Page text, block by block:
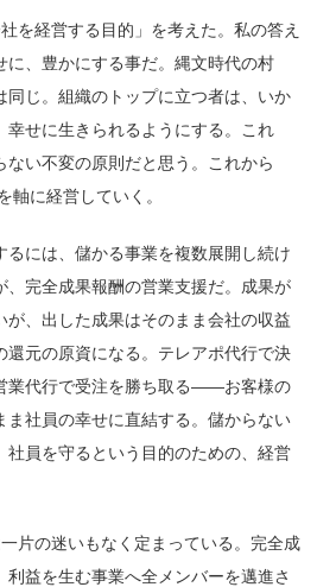
を経営する目的」を考えた。私の答え
に、豊かにする事だ。縄文時代の村
同じ。組織のトップに立つ者は、いか
幸せに生きられるようにする。これ
ない不変の原則だと思う。これから
軸に経営していく。
るには、儲かる事業を複数展開し続け
、完全成果報酬の営業支援だ。成果が
が、出した成果はそのまま会社の収益
還元の原資になる。テレアポ代行で決
業代行で受注を勝ち取る——お客様の
ま社員の幸せに直結する。儲からない
社員を守るという目的のための、経営
片の迷いもなく定まっている。完全成
益を生む事業へ全メンバーを邁進さ